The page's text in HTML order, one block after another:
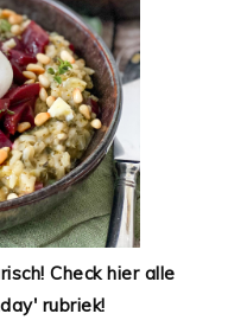
Check hier alle
rubriek!